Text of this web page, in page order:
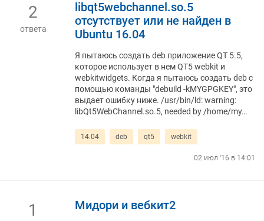
2
ответа
libqt5webchannel.so.5
отсутствует или не найден в
Ubuntu 16.04
Я пытаюсь создать deb приложение QT 5.5,
которое использует в нем QT5 webkit и
webkitwidgets. Когда я пытаюсь создать deb с
помощью команды "debuild -kMYGPGKEY", это
выдает ошибку ниже. /usr/bin/ld: warning:
libQt5WebChannel.so.5, needed by /home/my…
14.04 deb qt5 webkit
02 июл '16 в 14:01
1 Мидори и вебкит2